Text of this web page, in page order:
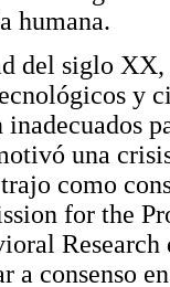
humana.
del siglo
y
inadecuados
una
como
for the
a consenso